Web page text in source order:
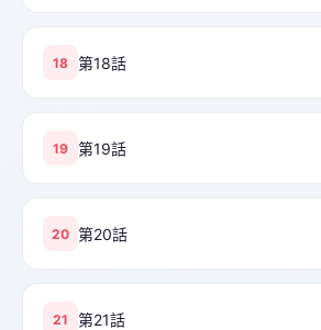
18 第18話
19 第19話
20 第20話
21 第21話